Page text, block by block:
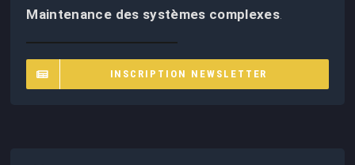
Maintenance des systèmes complexes.
INSCRIPTION NEWSLETTER